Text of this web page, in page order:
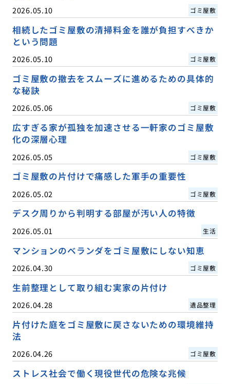
2026.05.10 ゴミ屋敷
相続したゴミ屋敷の清掃料金を誰が負担すべきか
という問題
2026.05.10 ゴミ屋敷
ゴミ屋敷の撤去をスムーズに進めるための具体的
な秘訣
2026.05.06 ゴミ屋敷
広すぎる家が孤独を加速させる一軒家のゴミ屋敷
化の深層心理
2026.05.05 ゴミ屋敷
ゴミ屋敷の片付けで痛感した軍手の重要性
2026.05.02 ゴミ屋敷
デスク周りから判明する部屋が汚い人の特徴
2026.05.01 生活
マンションのベランダをゴミ屋敷にしない知恵
2026.04.30 ゴミ屋敷
生前整理として取り組む実家の片付け
2026.04.28 遺品整理
片付けた庭をゴミ屋敷に戻さないための環境維持
法
2026.04.26 ゴミ屋敷
ストレス社会で働く現役世代の危険な兆候